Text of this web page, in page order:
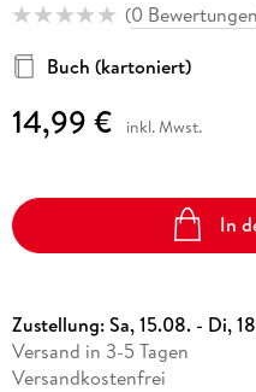
(0 Bewertungen
Buch (kartoniert)
14,99 € inkl. Mwst.
In
Zustellung:Sa, 15.08. - Di,
Versand in 3-5 Tagen
Versandkostenfrei